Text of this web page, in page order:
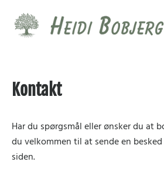
Kontakt
Har du spørgsmål eller ønsker du at
du velkommen til at sende en
siden.